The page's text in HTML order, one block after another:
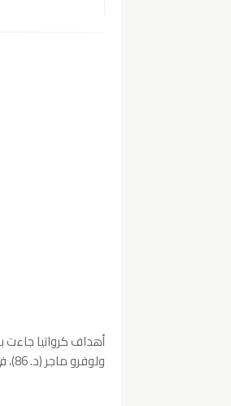
ولوفرو ماجر (د. 86)، في حين سجّل لمصر كلّ من رامي ربيعة (د. 6) ومحمّد عبد المؤمن (د.90+04).